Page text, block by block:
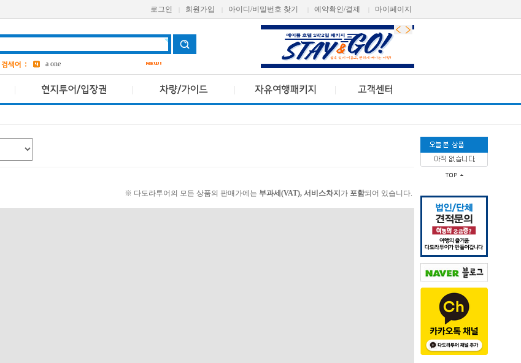
로그인 회원가입 아이디/비밀번호 찾기 예약확인/결제 마이페이지
Avani
bangkok
6
a one
grand
3
pcr
※ 다도라투어의 모든 상품의 판매가에는 부과세(VAT), 서비스차지 가 포함되어 있습니다.